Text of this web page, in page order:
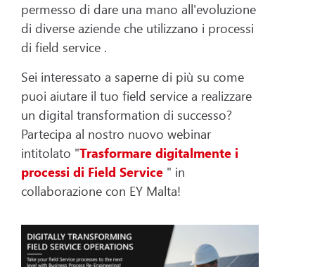
permesso di dare una mano all'evoluzione
di diverse aziende che utilizzano i processi
di field service .
Sei interessato a saperne di più su come
puoi aiutare il tuo field service a realizzare
un digital transformation di successo?
Partecipa al nostro nuovo webinar
intitolato "Trasformare digitalmente i
processi di Field Service " in
collaborazione con EY Malta!